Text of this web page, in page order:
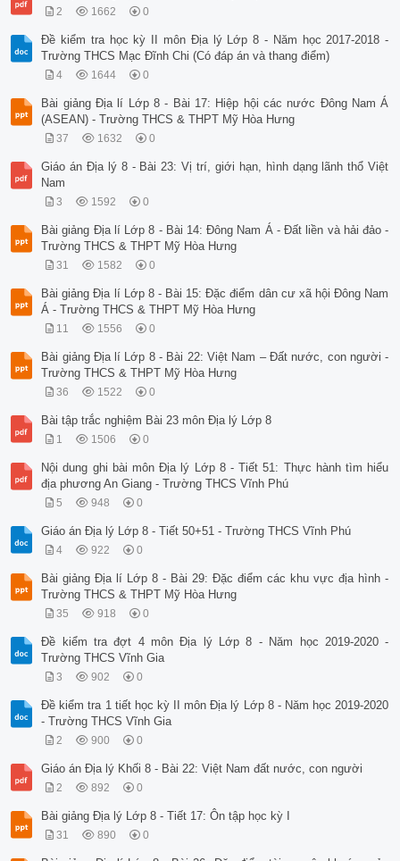
2 1662 0
Đề kiểm tra học kỳ II môn Địa lý Lớp 8 - Năm học 2017-2018 -
Trường THCS Mạc Đĩnh Chi (Có đáp án và thang điểm)
4 1644 0
Bài giảng Địa lí Lớp 8 - Bài 17: Hiệp hội các nước Đông Nam Á
(ASEAN) - Trường THCS & THPT Mỹ Hòa Hưng
37 1632 0
Giáo án Địa lý 8 - Bài 23: Vị trí, giới hạn, hình dạng lãnh thổ Việt
Nam
3 1592 0
Bài giảng Địa lí Lớp 8 - Bài 14: Đông Nam Á - Đất liền và hải đảo -
Trường THCS & THPT Mỹ Hòa Hưng
31 1582 0
Bài giảng Địa lí Lớp 8 - Bài 15: Đặc điểm dân cư xã hội Đông Nam
Á - Trường THCS & THPT Mỹ Hòa Hưng
11 1556 0
Bài giảng Địa lí Lớp 8 - Bài 22: Việt Nam – Đất nước, con người -
Trường THCS & THPT Mỹ Hòa Hưng
36 1522 0
Bài tập trắc nghiệm Bài 23 môn Địa lý Lớp 8
1 1506 0
Nội dung ghi bài môn Địa lý Lớp 8 - Tiết 51: Thực hành tìm hiểu
địa phương An Giang - Trường THCS Vĩnh Phú
5 948 0
Giáo án Địa lý Lớp 8 - Tiết 50+51 - Trường THCS Vĩnh Phú
4 922 0
Bài giảng Địa lí Lớp 8 - Bài 29: Đặc điểm các khu vực địa hình -
Trường THCS & THPT Mỹ Hòa Hưng
35 918 0
Đề kiểm tra đợt 4 môn Địa lý Lớp 8 - Năm học 2019-2020 -
Trường THCS Vĩnh Gia
3 902 0
Đề kiểm tra 1 tiết học kỳ II môn Địa lý Lớp 8 - Năm học 2019-2020
- Trường THCS Vĩnh Gia
2 900 0
Giáo án Địa lý Khối 8 - Bài 22: Việt Nam đất nước, con người
2 892 0
Bài giảng Địa lý Lớp 8 - Tiết 17: Ôn tập học kỳ I
31 890 0